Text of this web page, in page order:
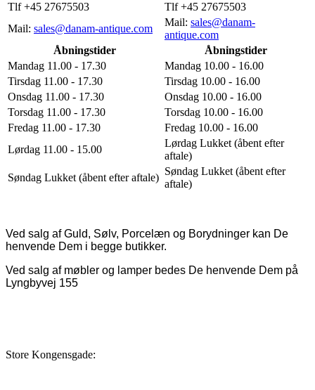
Tlf +45 27675503
Tlf +45 27675503
Mail: sales@danam-antique.com
Mail: sales@danam-
antique.com
Åbningstider
Åbningstider
Mandag 11.00 - 17.30
Mandag 10.00 - 16.00
Tirsdag 11.00 - 17.30
Tirsdag 10.00 - 16.00
Onsdag 11.00 - 17.30
Onsdag 10.00 - 16.00
Torsdag 11.00 - 17.30
Torsdag 10.00 - 16.00
Fredag 11.00 - 17.30
Fredag 10.00 - 16.00
Lørdag 11.00 - 15.00
Lørdag Lukket (åbent efter
aftale)
Søndag Lukket (åbent efter aftale)
Søndag Lukket (åbent efter
aftale)
Ved salg af Guld, Sølv, Porcelæn og Borydninger kan De
henvende Dem i begge butikker.
Ved salg af møbler og lamper bedes De henvende Dem på
Lyngbyvej 155
Store Kongensgade: